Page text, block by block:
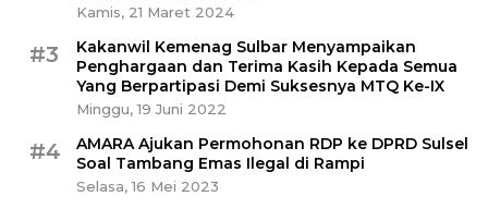
Kamis, 21 Maret 2024
#3
Kakanwil Kemenag Sulbar Menyampaikan
Penghargaan dan Terima Kasih Kepada Semua
Yang Berpartipasi Demi Suksesnya MTQ Ke-IX
Minggu, 19 Juni 2022
#4
AMARA Ajukan Permohonan RDP ke DPRD Sulsel
Soal Tambang Emas Ilegal di Rampi
Selasa, 16 Mei 2023